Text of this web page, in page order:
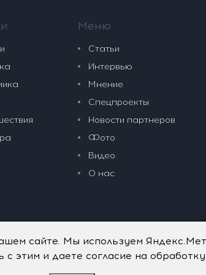
Меню
Статьи
Интервью
Мнение
Спецпроекты
Новости партнеров
Фото
Видео
О нас
сайте. Мы используем
с этим и даете согласие на